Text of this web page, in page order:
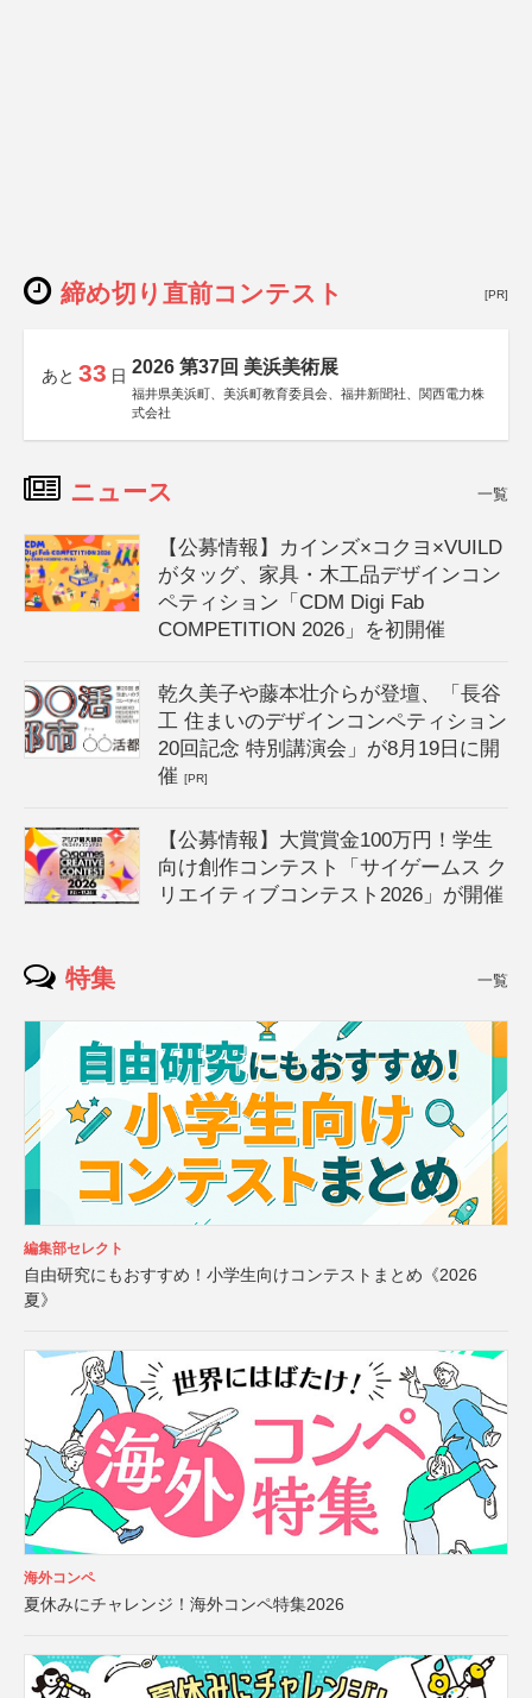
締め切り直前コンテスト [PR]
あと 33 日 2026 第37回 美浜美術展
福井県美浜町、美浜町教育委員会、福井新聞社、関西電力株
式会社
ニュース 一覧
【公募情報】カインズ×コクヨ×VUILD
がタッグ、家具・木工品デザインコン
ペティション「CDM Digi Fab
COMPETITION 2026」を初開催
乾久美子や藤本壮介らが登壇、「長谷
工 住まいのデザインコンペティション
20回記念 特別講演会」が8月19日に開
催[PR]
【公募情報】大賞賞金100万円！学生
向け創作コンテスト「サイゲームス ク
リエイティブコンテスト2026」が開催
特集 一覧
編集部セレクト
自由研究にもおすすめ！小学生向けコンテストまとめ《2026
夏》
海外コンペ
夏休みにチャレンジ！海外コンペ特集2026